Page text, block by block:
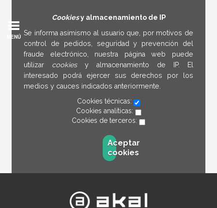
Cookiesy almacenamiento de IP
Se informa asimismo al usuario que, por motivos de
control de pedidos, seguridad y prevención del
fraude electrónico, nuestra página web puede
utilizar cookies y almacenamiento de IP. El
interesado podrá ejercer sus derechos por los
medios y cauces indicados anteriormente.
Cookies técnicas:
Cookies analíticas:
Cookies de terceros:
Aceptar
cookies
MENÚ